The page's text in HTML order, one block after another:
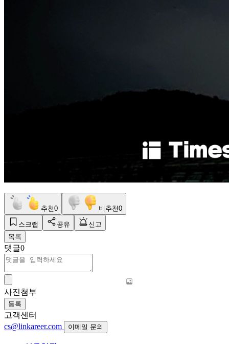
추천0 비추천0
스크랩 공유
신고
목록
댓글0
사진첨부
등록
고객센터
cs@linkareer.com
이메일 문의